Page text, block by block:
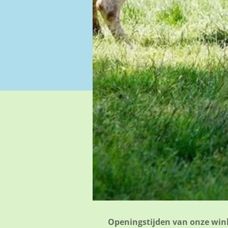
Openingstijden van onze